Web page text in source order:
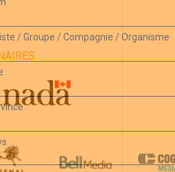
/ Groupe / Compagnie / Organisme